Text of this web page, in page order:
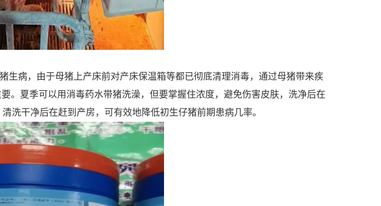
生病，由于母猪上产床前对产床保温箱等都已彻底清理消毒，通过母猪带来疾
。夏季可以用消毒药水带猪洗澡，但要掌握住浓度，避免伤害皮肤，洗净后在
洗干净后在赶到产房，可有效地降低初生仔猪前期患病几率。